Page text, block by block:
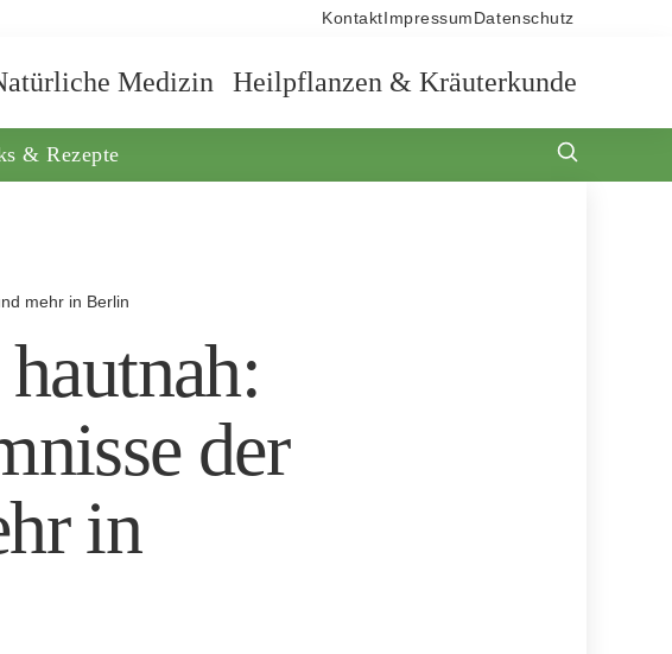
Kontakt Impressum Datenschutz
Medizin Heilpflanzen & Kräuterkunde
& Rezepte
mehr in Berlin
der
in